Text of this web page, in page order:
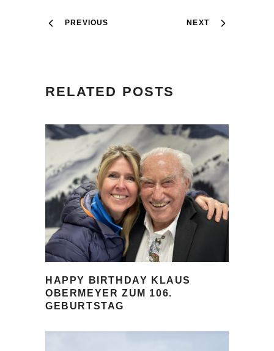
PREVIOUS NEXT
RELATED POSTS
HAPPY BIRTHDAY KLAUS
OBERMEYER ZUM 106.
GEBURTSTAG